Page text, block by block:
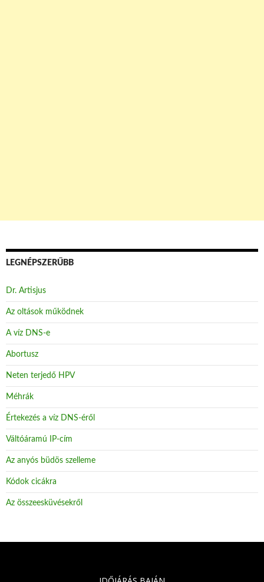
LEGNÉPSZERŰBB
Dr. Artisjus
Az oltások működnek
A víz DNS-e
Abortusz
Neten terjedő HPV
Méhrák
Értekezés a víz DNS-éről
Váltóáramú IP-cím
Az anyós büdös szelleme
Kódok cicákra
Az összeesküvésekről